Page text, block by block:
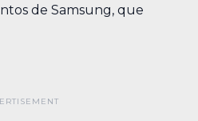
de Samsung, que